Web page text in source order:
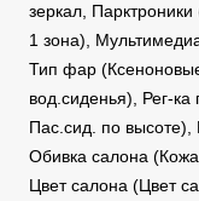
зеркал,
1 зона),
Тип фар
вод.сиденья), Рег-ка
Пас.сид. по высоте),
Обивка салона
Цвет салона (Цвет